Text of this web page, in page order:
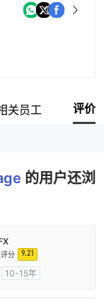
关员工 评价
的用户还浏
分 9.21
10-15年